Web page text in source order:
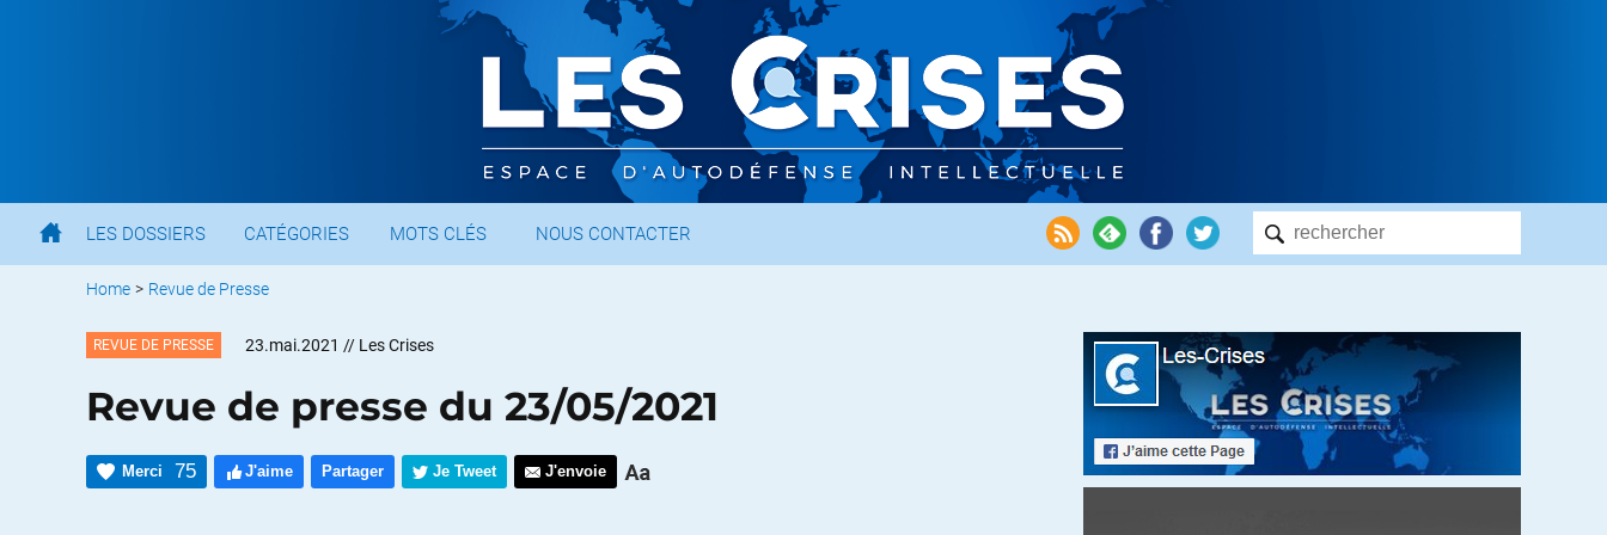
LES DOSSIERS CATÉGORIES MOTS CLÉS NOUS CONTACTER
Home > Revue de Presse
REVUE DE PRESSE 23.mai.2021 // Les Crises
Revue de presse du 23/05/2021
Merci 75 J'aime Partager Je Tweet J'envoie